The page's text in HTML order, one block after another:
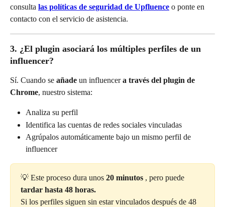
consulta las políticas de seguridad de Upfluence o ponte en
contacto con el servicio de asistencia.
3. ¿El plugin asociará los múltiples perfiles de un
influencer?
Sí. Cuando se añade un influencer a través del plugin de
Chrome, nuestro sistema:
Analiza su perfil
Identifica las cuentas de redes sociales vinculadas
Agrúpalos automáticamente bajo un mismo perfil de
influencer
💡 Este proceso dura unos 20 minutos , pero puede
tardar hasta 48 horas.
Si los perfiles siguen sin estar vinculados después de 48